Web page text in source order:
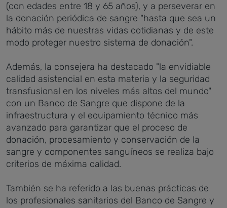
(con edades entre 18 y 65 años), y a perseverar en
la donación periódica de sangre "hasta que sea un
hábito más de nuestras vidas cotidianas y de este
modo proteger nuestro sistema de donación".
Además, la consejera ha destacado "la envidiable
calidad asistencial en esta materia y la seguridad
transfusional en los niveles más altos del mundo"
con un Banco de Sangre que dispone de la
infraestructura y el equipamiento técnico más
avanzado para garantizar que el proceso de
donación, procesamiento y conservación de la
sangre y componentes sanguíneos se realiza bajo
criterios de máxima calidad.
También se ha referido a las buenas prácticas de
los profesionales sanitarios del Banco de Sangre y